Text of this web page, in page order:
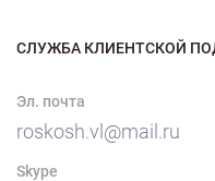
СЛУЖБА КЛИЕНТСКОЙ
Эл. почта
roskosh.vl@mail.ru
Skype